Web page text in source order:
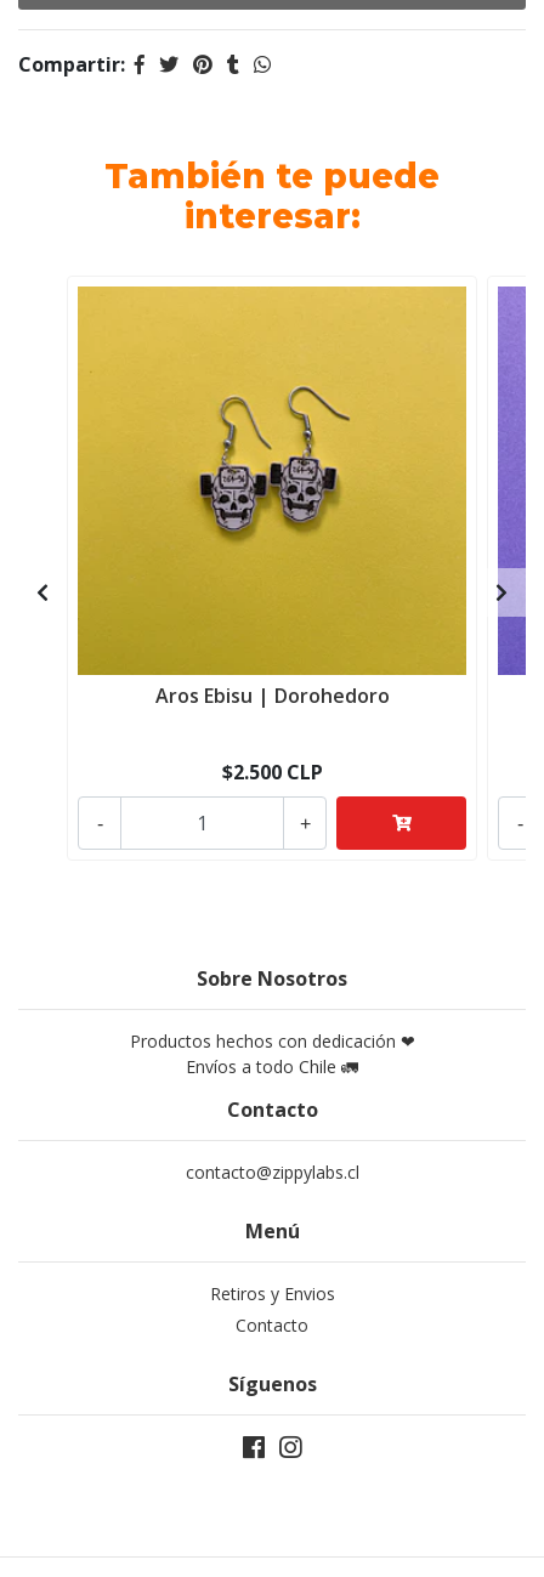
Compartir:
También te puede
interesar:
Aros Ebisu | Dorohedoro
$2.500 CLP
+
- -
Sobre Nosotros
Productos hechos con dedicación ❤
Envíos a todo Chile 🚛
Contacto
contacto@zippylabs.cl
Menú
Retiros y Envios
Contacto
Síguenos